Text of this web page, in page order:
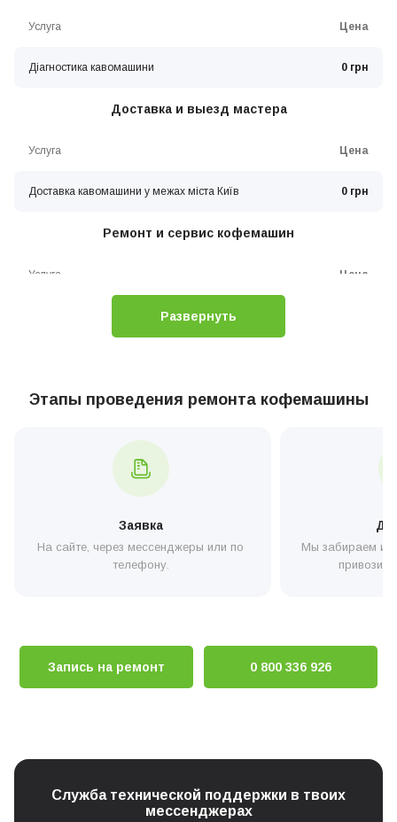
Услуга Цена
Діагностика кавомашини 0 грн
Доставка и выезд мастера
Услуга Цена
Доставка кавомашини у межах міста Київ 0 грн
Ремонт и сервис кофемашин
Услуга Цена
Не механічне очищення гідросистеми (декальцінація)
Развернуть
Этапы проведения ремонта кофемашины
Заявка
На сайте, через мессенджеры или по
телефону.
Мы забираем
Запись на ремонт 0 800 336 926
Служба технической поддержки в твоих
мессенджерах